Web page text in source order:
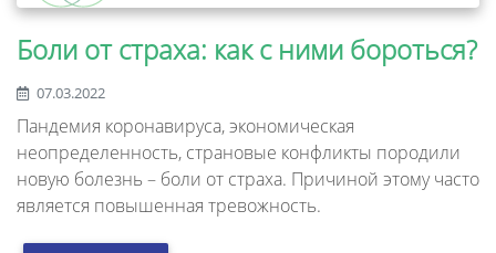
Боли от страха: как с ними бороться?
07.03.2022
Пандемия коронавируса, экономическая
неопределенность, страновые конфликты породили
новую болезнь – боли от страха. Причиной этому часто
является повышенная тревожность.